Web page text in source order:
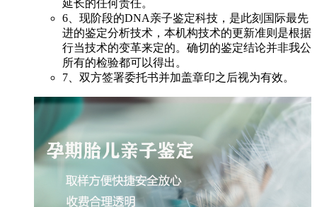
延长的任何责任。
6、现阶段的DNA亲子鉴定科技，是此刻国际最先
进的鉴定分析技术，本机构技术的更新准则是根据
行当技术的变革来定的。确切的鉴定结论并非我公
所有的检验都可以得出。
7、双方签署委托书并加盖章印之后视为有效。